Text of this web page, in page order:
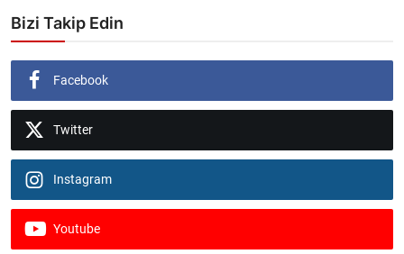
Bizi Takip Edin
Facebook
Twitter
Instagram
Youtube